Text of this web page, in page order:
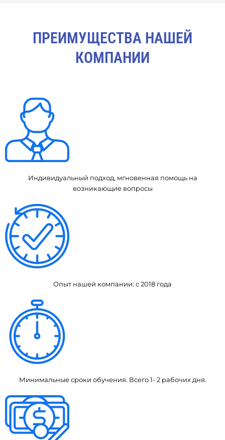
ПРЕИМУЩЕСТВА НАШЕЙ
КОМПАНИИ
Индивидуальный подход, мгновенная помощь на
возникающие вопросы
Опыт нашей компании: с 2018 года
Минимальные сроки обучения. Всего 1- 2 рабочих дня.